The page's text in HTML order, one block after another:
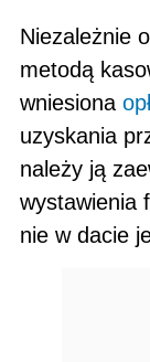
Niezależnie
metodą
wniesiona
uzyskania
należy ją
wystawienia
nie w dacie